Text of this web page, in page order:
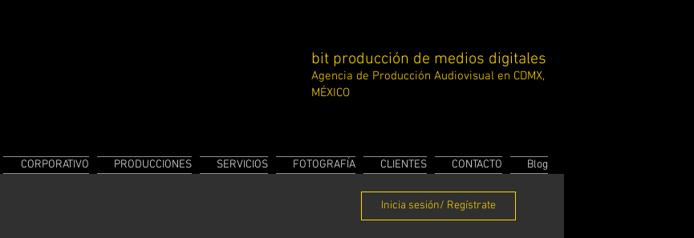
bit producción de medios digitales
Agencia de Producción Audiovisual en CDMX,
MÉXICO
CORPORATIVO PRODUCCIONES SERVICIOS FOTOGRAFÍA CLIENTES CONTACTO Blog
Inicia sesión/ Regístrate